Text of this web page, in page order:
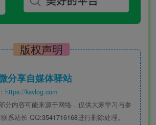
版权声明
分享自媒体驿站
https://ksvlog.com
分内容可能来源于网络，仅供大家学习与参
系站长 QQ:3541716168进行删除处理。